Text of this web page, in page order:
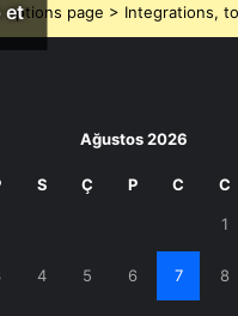
etoptions page > Integrations,
Ağustos 2026
S Ç P C C
1
4 5 6 7 8